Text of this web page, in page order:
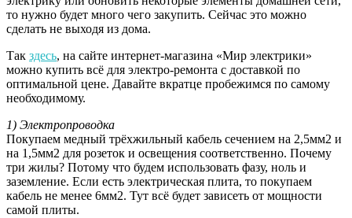
то нужно будет много чего закупить. Сейчас это можно
сделать не выходя из дома.
Так здесь, на сайте интернет-магазина «Мир электрики»
можно купить всё для электро-ремонта с доставкой по
оптимальной цене. Давайте вкратце пробежимся по самому
необходимому.
1) Электропроводка
Покупаем медный трёхжильный кабель сечением на 2,5мм2 и
на 1,5мм2 для розеток и освещения соответственно. Почему
три жилы? Потому что будем использовать фазу, ноль и
заземление. Если есть электрическая плита, то покупаем
кабель не менее 6мм2. Тут всё будет зависеть от мощности
самой плиты.